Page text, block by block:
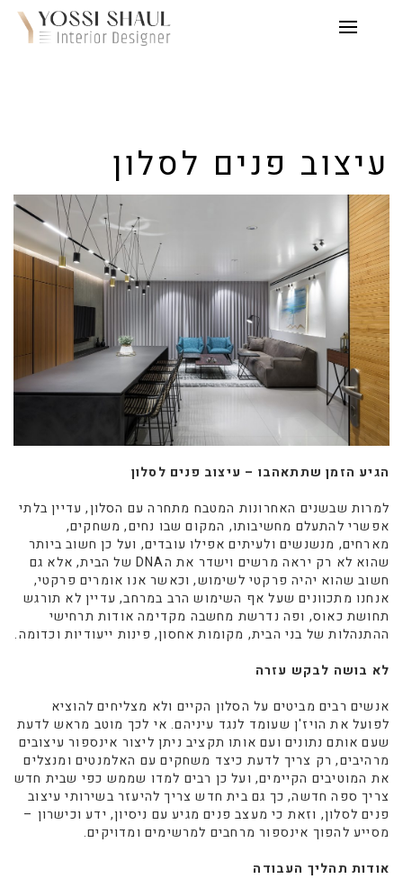
עיצוב פנים לסלון
הגיע הזמן שתתאהבו – עיצוב פנים לסלון
למרות שבשנים האחרונות המטבח מתחרה עם הסלון, עדיין בלתי
אפשרי להתעלם מחשיבותו, המקום שבו נחים, משחקים,
מארחים, מנשנשים ולעיתים אפילו עובדים, ועל כן חשוב ביותר
שהוא לא רק יראה מרשים וישדר את הDNA של הבית, אלא גם
חשוב שהוא יהיה פרקטי לשימוש, וכאשר אנו אומרים פרקטי,
אנחנו מתכוונים שעל אף השימוש הרב במרחב, עדיין לא תורגש
תחושת כאוס, ופה נדרשת מחשבה מקדימה אודות תרחישי
ההתנהלות של בני הבית, מקומות אחסון, פינות ייעודיות וכדומה.
לא בושה לבקש עזרה
אנשים רבים מביטים על הסלון הקיים ולא מצליחים להוציא
לפועל את הויז'ן שעומד לנגד עיניהם. אי לכך מוטב מראש לדעת
שעם אותם נתונים ועם אותו תקציב ניתן ליצור אינספור עיצובים
מרהיבים, רק צריך לדעת כיצד משחקים עם האלמנטים ומנצלים
את המוטיבים הקיימים, ועל כן רבים למדו שממש כפי שבית חדש
צריך ספה חדשה, כך גם בית חדש צריך להיעזר בשירותי עיצוב
פנים לסלון, וזאת כי מעצב פנים מגיע עם ניסיון, ידע וכישרון –
מסייע להפוך אינספור מרחבים למרשימים ומדויקים.
אודות תהליך העבודה